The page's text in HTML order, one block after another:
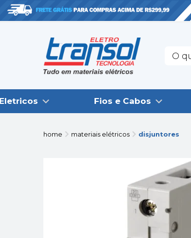
Fios e Cabos
home materiais elétricos disjuntores